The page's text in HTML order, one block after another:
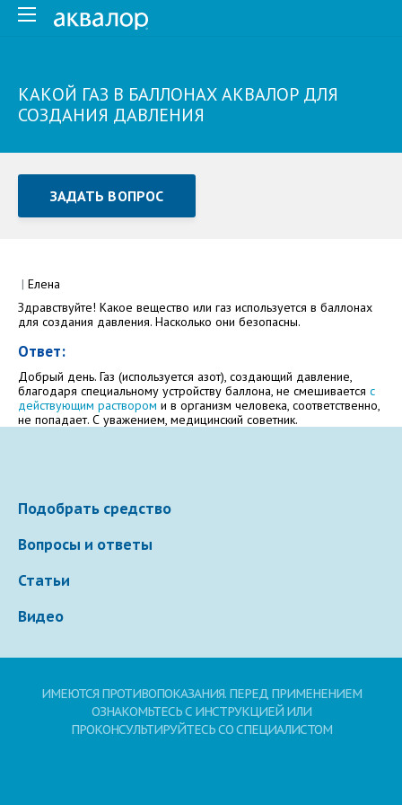
КАКОЙ ГАЗ В БАЛЛОНАХ АКВАЛОР ДЛЯ
СОЗДАНИЯ ДАВЛЕНИЯ
ЗАДАТЬ ВОПРОС
Как Вас зовут
Электронная почта
Ваше сообщение
Отправляя вопрос, я принимаюпользовательское
соглашениесайта.
| Елена
Здравствуйте! Какое вещество или газ используется в баллонах
для создания давления. Насколько они безопасны.
Ответ:
Добрый день. Газ (используется азот), создающий давление,
благодаря специальному устройству баллона, не смешивается с
действующим раствором и в организм человека, соответственно,
не попадает. С уважением, медицинский советник.
Подобрать средство
Вопросы и ответы
Статьи
Видео
ИМЕЮТСЯ ПРОТИВОПОКАЗАНИЯ. ПЕРЕД ПРИМЕНЕНИЕМ
ОЗНАКОМЬТЕСЬ С ИНСТРУКЦИЕЙ ИЛИ
ПРОКОНСУЛЬТИРУЙТЕСЬ СО СПЕЦИАЛИСТОМ